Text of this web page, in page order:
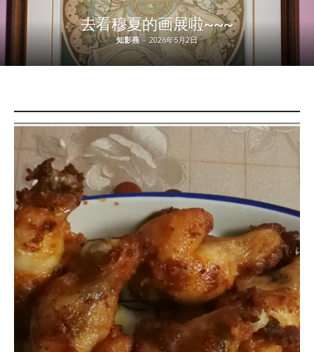
去看穆夏的画展啦~~~
知影燕 - 2026年5月2日